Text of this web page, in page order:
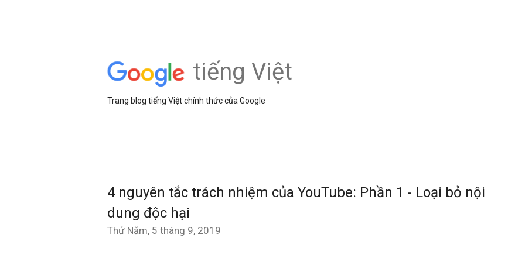
tiếng Việt
Trang blog tiếng Việt chính thức của Google
4 nguyên tắc trách nhiệm của YouTube: Phần 1 - Loại bỏ nội
dung độc hại
Thứ Năm, 5 tháng 9, 2019